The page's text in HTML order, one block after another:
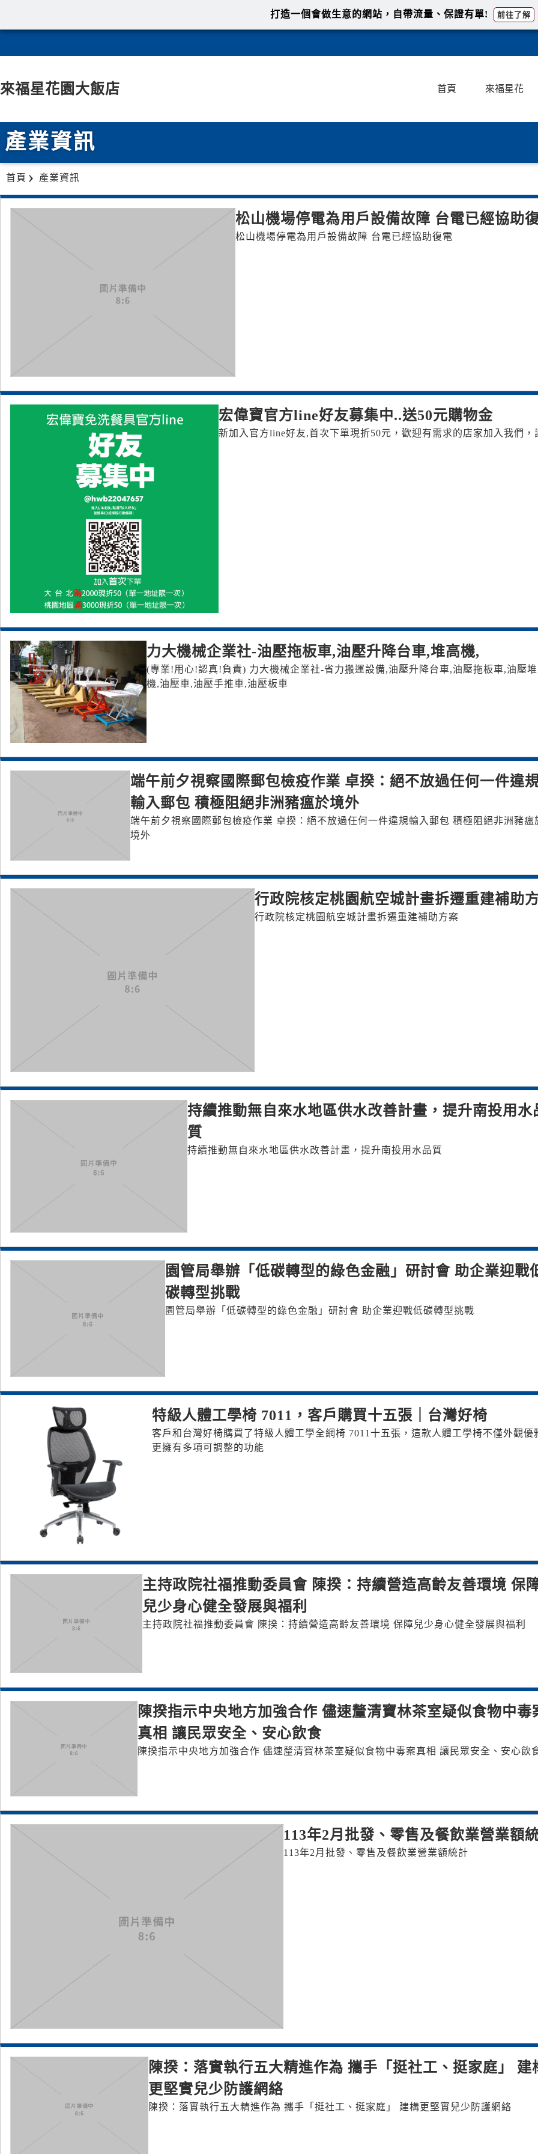
來福星花園大飯店 首頁 來福星花
產業資訊
首頁 產業資訊
松山機場停電為用戶設備故障 台電已經協助
松山機場停電為用戶設備故障 台電已經協助復電
宏偉寶官方line好友募集中..送50元購物金
新加入官方line好友,首次下單現折50元，歡迎有需求的店家加入我們，
力大機械企業社-油壓拖板車,油壓升降台車,堆高機,
(專業!用心!認真!負責) 力大機械企業社-省力搬運設備,油壓升降台車,油壓拖板車,油壓
機,油壓車,油壓手推車,油壓板車
端午前夕視察國際郵包檢疫作業 卓揆：絕不放過任何一件違
輸入郵包 積極阻絕非洲豬瘟於境外
端午前夕視察國際郵包檢疫作業 卓揆：絕不放過任何一件違規輸入郵包 積極阻絕非洲豬瘟
境外
行政院核定桃園航空城計畫拆遷重建補助
行政院核定桃園航空城計畫拆遷重建補助方案
持續推動無自來水地區供水改善計畫，提升南投用水
質
持續推動無自來水地區供水改善計畫，提升南投用水品質
園管局舉辦「低碳轉型的綠色金融」研討會 助企業迎戰
碳轉型挑戰
園管局舉辦「低碳轉型的綠色金融」研討會 助企業迎戰低碳轉型挑戰
特級人體工學椅 7011，客戶購買十五張｜台灣好椅
客戶和台灣好椅購買了特級人體工學全網椅 7011十五張，這款人體工學椅不僅外觀優
更擁有多項可調整的功能
主持政院社福推動委員會 陳揆：持續營造高齡友善環境 保
兒少身心健全發展與福利
主持政院社福推動委員會 陳揆：持續營造高齡友善環境 保障兒少身心健全發展與福利
陳揆指示中央地方加強合作 儘速釐清寶林茶室疑似食物中毒
真相 讓民眾安全、安心飲食
陳揆指示中央地方加強合作 儘速釐清寶林茶室疑似食物中毒案真相 讓民眾安全、安心飲
113年2月批發、零售及餐飲業營業額
113年2月批發、零售及餐飲業營業額統計
陳揆：落實執行五大精進作為 攜手「挺社工、挺家庭」 建
更堅實兒少防護網絡
陳揆：落實執行五大精進作為 攜手「挺社工、挺家庭」 建構更堅實兒少防護網絡
打造一個會做生意的網站，自帶流量、保證有單! 前往了解